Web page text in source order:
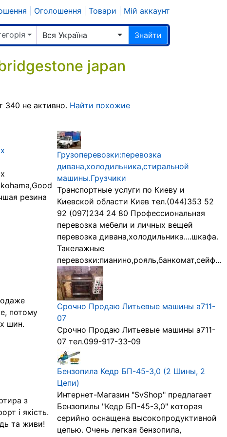
Оголошення Товари Мій аккаунт
Вся Україна Знайти
japan
не активно. Найти похожие
резина
Грузоперевозки:перевозка
дивана,холодильника,стиральной
машины.Грузчики
Транспортные услуги по Киеву и
Киевской области Киев тел.(044)353 52
92 (097)234 24 80 Профессиональная
перевозка мебели и личных вещей
перевозка дивана,холодильника....шкафа.
Такелажные
перевозки:пианино,рояль,банкомат,сейф...
потому
шин.
Срочно Продаю Литьевые машины а711-
07
Срочно Продаю Литьевые машины а711-
07 тел.099-917-33-09
з
і якість.
та живи!
Бензопила Кедр БП-45-3,0 (2 Шины, 2
Цепи)
Интернет-Магазин "SvShop" предлагает
Бензопилы "Кедр БП-45-3,0" которая
серийно оснащена высокопродуктивной
цепью. Очень легкая бензопила,